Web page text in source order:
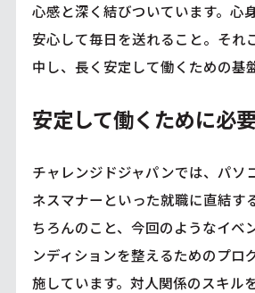
心感と深く結びついています。心
安心して毎日を送れること。それ
中し、長く安定して働くための基
安定して働くために必
チャレンジドジャパンでは、パソ
ネスマナーといった就職に直結す
ちろんのこと、今回のようなイベ
ンディションを整えるためのプロ
施しています。対人関係のスキル